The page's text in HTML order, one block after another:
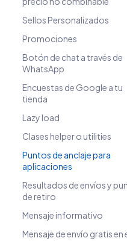
Sellos Personalizados
Promociones
Botón de chat a través de
WhatsApp
Encuestas de Google a tu
tienda
Lazy load
Clases helper o utilities
Puntos de anclaje para
aplicaciones
Resultados de envíos y
de retiro
Mensaje informativo
Mensaje de envío gratis en